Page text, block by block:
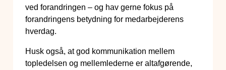
ved forandringen – og hav gerne fokus på
forandringens betydning for medarbejderens
hverdag.
Husk også, at god kommunikation mellem
topledelsen og mellemlederne er altafgørende,